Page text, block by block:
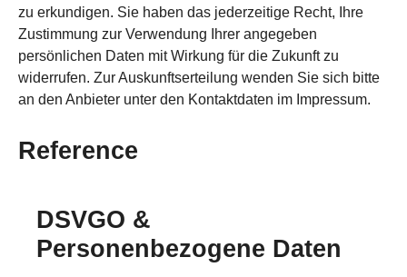
zu erkundigen. Sie haben das jederzeitige Recht, Ihre
Zustimmung zur Verwendung Ihrer angegeben
persönlichen Daten mit Wirkung für die Zukunft zu
widerrufen. Zur Auskunftserteilung wenden Sie sich bitte
an den Anbieter unter den Kontaktdaten im Impressum.
Reference
DSVGO &
Personenbezogene Daten